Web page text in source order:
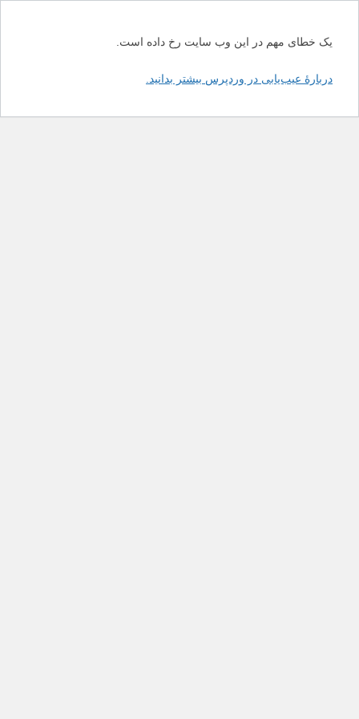
یک خطای مهم در این وب سایت رخ داده است.
دربارهٔ عیب‌یابی در وردپرس بیشتر بدانید.